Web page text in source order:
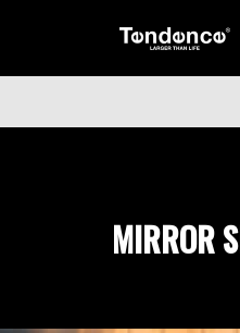
MIRROR